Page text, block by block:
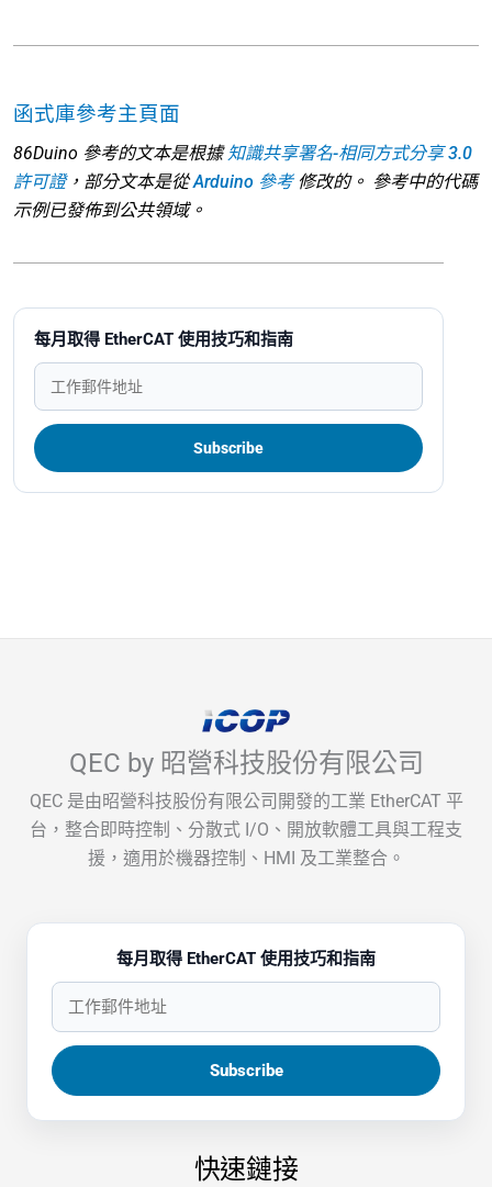
每月取得 EtherCAT 使用技巧和指南
函式庫參考主頁面
86Duino 參考的文本是根據知識共享署名-相同方式分享 3.0
許可證，部分文本是從Arduino 參考修改的。 參考中的代碼
示例已發佈到公共領域。
QEC by 昭營科技股份有限公司
QEC 是由昭營科技股份有限公司開發的工業 EtherCAT 平
台，整合即時控制、分散式 I/O、開放軟體工具與工程支
援，適用於機器控制、HMI 及工業整合。
每月取得 EtherCAT 使用技巧和指南
快速鏈接